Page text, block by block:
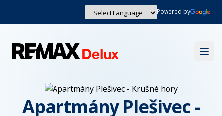
Powered by
Powered by
Apartmány Plešivec -